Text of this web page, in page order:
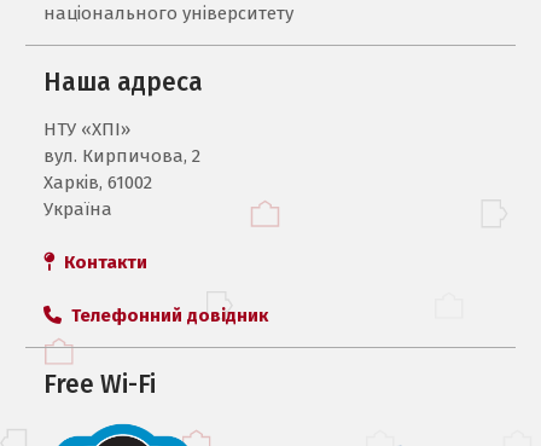
національного університету
Наша адреса
НТУ «ХПI»
вул. Кирпичова, 2
Харків, 61002
Україна
Контакти
Телефонний довідник
Free Wi-Fi